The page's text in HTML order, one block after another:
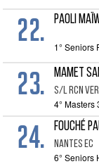
22. PAOLI
1° Seniors
23. MAMET
S/L RCN
4° Masters
24. FOUCHÉ
NANTES EC
6° Seniors